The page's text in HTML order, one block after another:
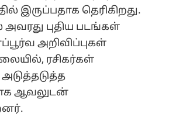
இருப்பதாக தெரிகிறது.
அவரது புதிய படங்கள்
அறிவிப்புகள்
ரசிகர்கள்
ஆவலுடன்